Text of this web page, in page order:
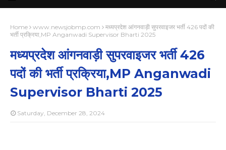
Home www.newsjobmp.com
मध्यप्रदेश आंगनवाड़ी सुपरवाइजर भर्ती 426 पदों की
भर्ती प्रक्रिया,MP Anganwadi Supervisor Bharti 2025
मध्यप्रदेश आंगनवाड़ी सुपरवाइजर भर्ती 426
पदों की भर्ती प्रक्रिया,MP Anganwadi
Supervisor Bharti 2025
Saturday, December 28, 2024